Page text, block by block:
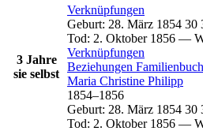
3 Jahre
sie selbst
Verknüpfungen
Geburt: 28. März 1854 30
Tod: 2. Oktober 1856 —
Verknüpfungen
Beziehungen Familienbuch
Maria Christine Philipp
1854–1856
Geburt: 28. März 1854 30
Tod: 2. Oktober 1856 —